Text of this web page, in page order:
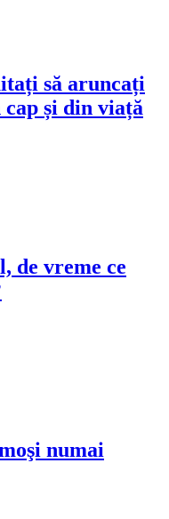
să aruncați
și din viață
de vreme ce
numai